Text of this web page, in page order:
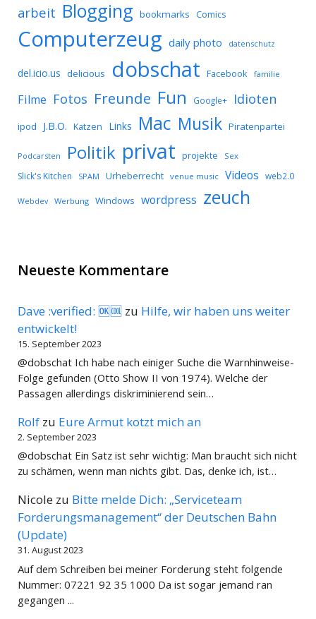
arbeit Blogging bookmarks Comics
Computerzeug daily photo datenschutz
del.icio.us delicious dobschat Facebook familie
Filme Fotos Freunde Fun Google+ Idioten
ipod J.B.O. Katzen Links Mac Musik Piratenpartei
Podcarsten Politik privat projekte Sex
Slick's Kitchen SPAM Urheberrecht venue music Videos web2.0
Webdev Werbung Windows wordpress zeuch
Neueste Kommentare
Dave :verified: 🆗🆒 zu Hilfe, wir haben uns weiter
entwickelt!
15. September 2023
@dobschat Ich habe nach einiger Suche die Warnhinweise-
Folge gefunden (Otto Show II von 1974). Welche der
Passagen allerdings diskriminierend sein…
Rolf zu Eure Armut kotzt mich an
2. September 2023
@dobschat Ein Satz ist sehr wichtig: Man braucht sich nicht
zu schämen, wenn man nichts gibt. Das, denke ich, ist…
Nicole zu Bitte melde Dich: „Serviceteam
Forderungsmanagement“ der Deutschen Bahn
(Update)
31. August 2023
Auf dem Schreiben bei meiner Forderung steht folgende
Nummer: 07221 92 35 1000 Da ist sogar jemand ran
gegangen ...